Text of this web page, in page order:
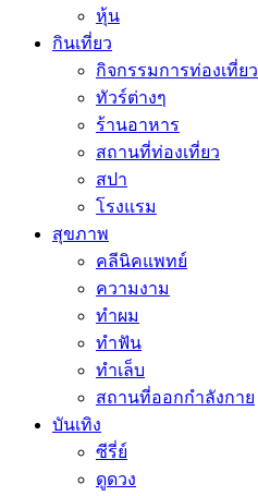
หุ้น
กินเที่ยว
กิจกรรมการท่องเที่ยว
ทัวร์ต่างๆ
ร้านอาหาร
สถานที่ท่องเที่ยว
สปา
โรงแรม
สุขภาพ
คลีนิคแพทย์
ความงาม
ทำผม
ทำฟัน
ทำเล็บ
สถานที่ออกกำลังกาย
บันเทิง
ซีรี่ย์
ดูดวง